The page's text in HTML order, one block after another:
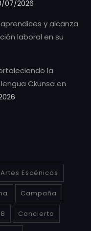
07/2026
y alcanza
laboral en su
la
Ckunsa en
Artes Escénicas
Campaña
Concierto